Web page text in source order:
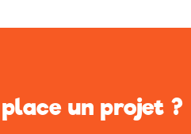
un projet ?